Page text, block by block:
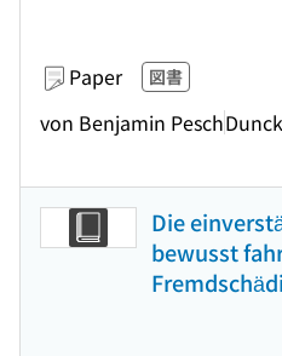
Paper 図書
von Benjamin Pesch
Die
bewusst